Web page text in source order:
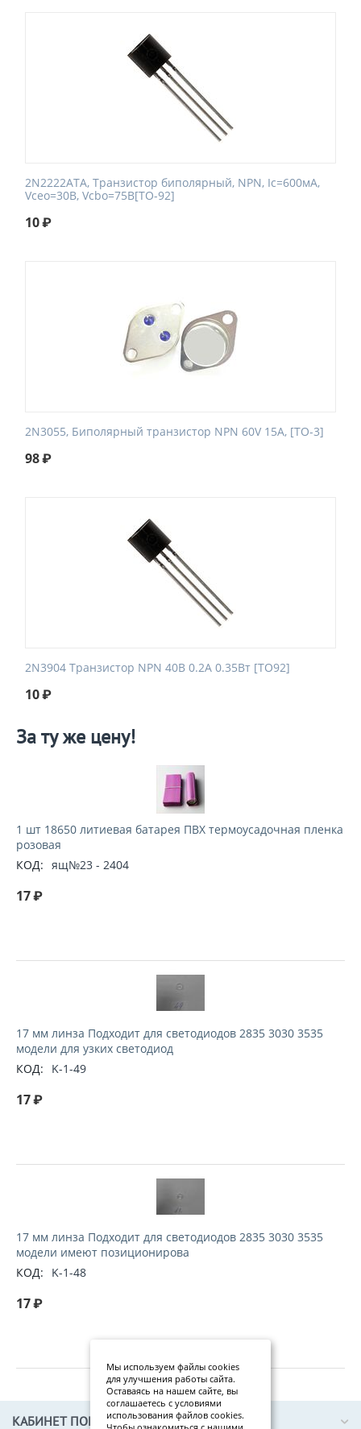
2N2222ATA, Транзистор биполярный, NPN, Ic=600мА,
Vceo=30В, Vcbo=75В[TO-92]
10₽
2N3055, Биполярный транзистор NPN 60V 15A, [TO-3]
98₽
2N3904 Транзистор NPN 40В 0.2А 0.35Вт [TO92]
10₽
За ту же цену!
1 шт 18650 литиевая батарея ПВХ термоусадочная пленка
розовая
КОД: ящ№23 - 2404
17₽
17 мм линза Подходит для светодиодов 2835 3030 3535
модели для узких светодиод
КОД:
K-1-49
17₽
17 мм линза Подходит для светодиодов 2835 3030 3535
модели имеют позиционирова
КОД:
K-1-48
17₽
КАБИНЕТ ПОКУПАТЕЛЯ
Мы используем файлы cookies
для улучшения работы сайта.
Оставаясь на нашем сайте, вы
соглашаетесь с условиями
использования файлов cookies.